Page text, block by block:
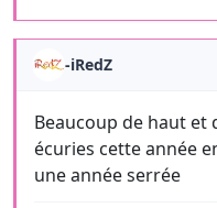
-iRedZ
Beaucoup de haut et
écuries cette année
une année serrée